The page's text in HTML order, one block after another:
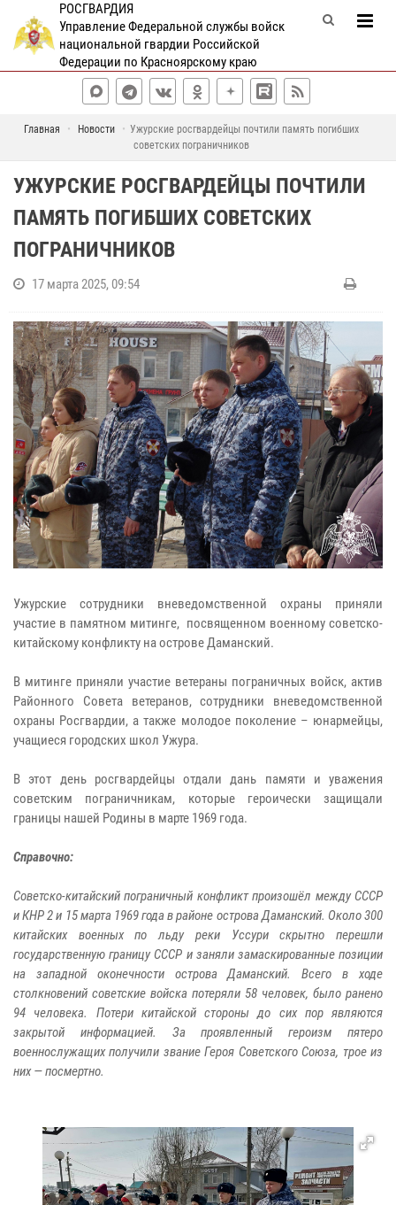
РОСГВАРДИЯ
Управление Федеральной службы войск
национальной гвардии Российской
Федерации по Красноярскому краю
Главная Новости
Ужурские росгвардейцы почтили память погибших
советских пограничников
УЖУРСКИЕ РОСГВАРДЕЙЦЫ ПОЧТИЛИ
ПАМЯТЬ ПОГИБШИХ СОВЕТСКИХ
ПОГРАНИЧНИКОВ
17 марта 2025, 09:54
Ужурские сотрудники вневедомственной охраны приняли
участие в памятном митинге, посвященном военному советско-
китайскому конфликту на острове Даманский.
В митинге приняли участие ветераны пограничных войск, актив
Районного Совета ветеранов, сотрудники вневедомственной
охраны Росгвардии, а также молодое поколение – юнармейцы,
учащиеся городских школ Ужура.
В этот день росгвардейцы отдали дань памяти и уважения
советским пограничникам, которые героически защищали
границы нашей Родины в марте 1969 года.
Справочно:
Советско-китайский пограничный конфликт произошёл между СССР
и КНР 2 и 15 марта 1969 года в районе острова Даманский. Около 300
китайских военных по льду реки Уссури скрытно перешли
государственную границу СССР и заняли замаскированные позиции
на западной оконечности острова Даманский. Всего в ходе
столкновений советские войска потеряли 58 человек, было ранено
94 человека. Потери китайской стороны до сих пор являются
закрытой информацией. За проявленный героизм пятеро
военнослужащих получили звание Героя Советского Союза, трое из
них — посмертно.